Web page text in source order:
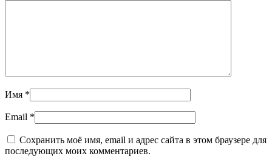
Имя *
Email *
Сохранить моё имя, email и адрес сайта в этом браузере для
последующих моих комментариев.